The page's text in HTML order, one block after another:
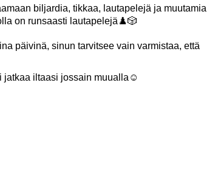
biljardia, tikkaa, lautapelejä ja muutamia
on runsaasti lautapelejä♟️🎲
päivinä, sinun tarvitsee vain varmistaa, että
jatkaa iltaasi jossain muualla☺️